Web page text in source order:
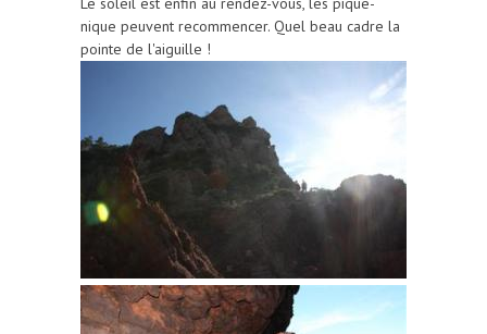
nique peuvent recommencer. Quel beau cadre la
pointe de l'aiguille !